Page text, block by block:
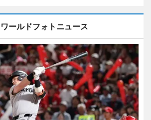
ワールドフォトニュース